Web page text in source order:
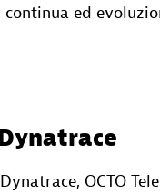
ed
OCTO